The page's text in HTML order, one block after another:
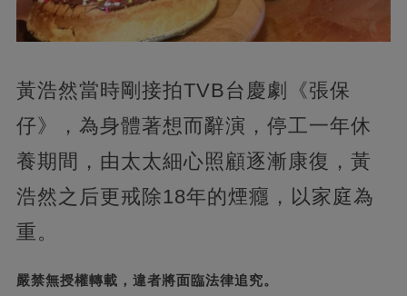
黃浩然當時剛接拍TVB台慶劇《張保
仔》，為身體著想而辭演，停工一年休
養期間，由太太細心照顧逐漸康復，黃
浩然之后更戒除18年的煙癮，以家庭為
重。
嚴禁無授權轉載，違者將面臨法律追究。